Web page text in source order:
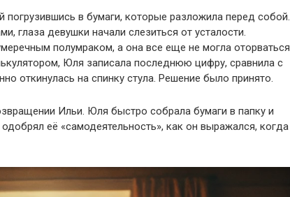
в бумаги, которые разложила перед собой.
глаза девушки начали слезиться от усталости.
полумраком, а она все еще не могла оторваться
Юля записала последнюю цифру, сравнила с
откинулась на спинку стула. Решение было принято.
Ильи. Юля быстро собрала бумаги в папку и
её «самодеятельность», как он выражался, когда